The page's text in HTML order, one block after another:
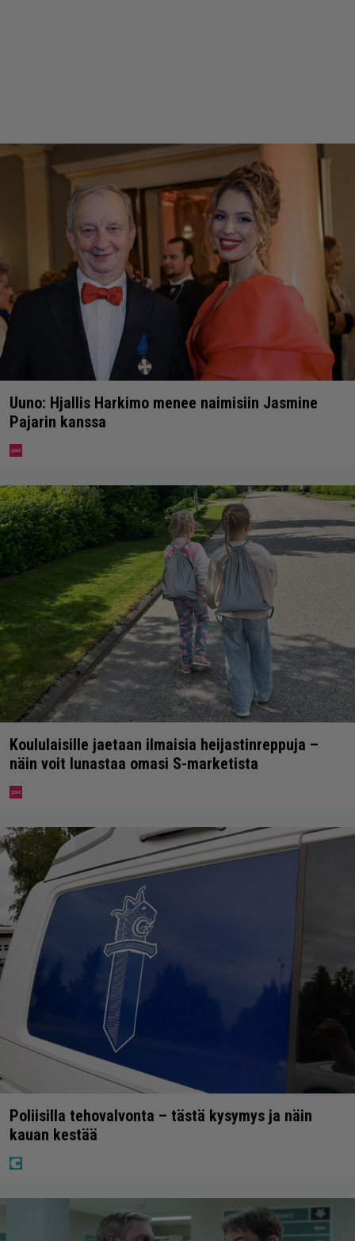
Uuno: Hjallis Harkimo menee naimisiin Jasmine
Pajarin kanssa
Koululaisille jaetaan ilmaisia heijastinreppuja –
näin voit lunastaa omasi S-marketista
Poliisilla tehovalvonta – tästä kysymys ja näin
kauan kestää